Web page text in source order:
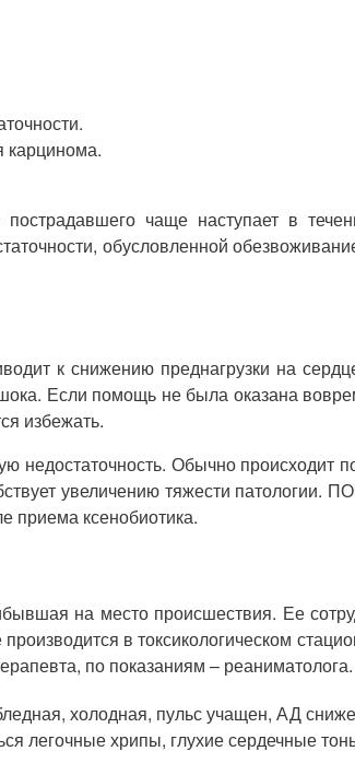
карцинома.
чаще наступает в
обусловленной
к снижению преднагрузки на
Если помощь не была оказана
избежать.
недостаточность. Обычно происходит
увеличению тяжести патологии.
приема ксенобиотика.
на место происшествия. Ее
в токсикологическом
по показаниям –
холодная, пульс учащен, АД
легочные хрипы, глухие сердечные